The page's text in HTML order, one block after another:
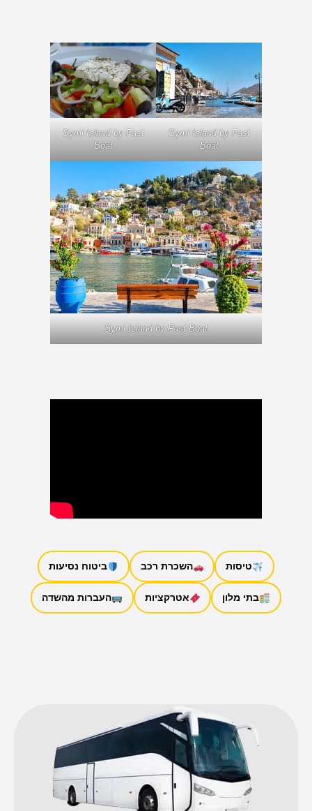
Symi Island by Fast
Boat
Symi Island by Fast
Boat
Symi Island by Fast Boat
טיסות השכרת רכב ביטוח נסיעות
בתי מלון אטרקציות העברות מהשדה